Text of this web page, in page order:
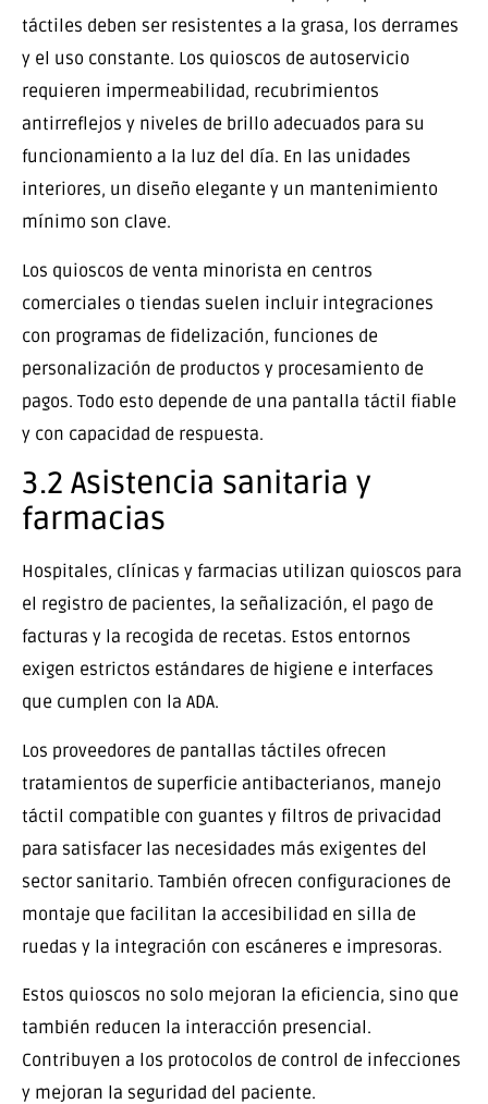
táctiles deben ser resistentes a la grasa, los derrames
y el uso constante. Los quioscos de autoservicio
requieren impermeabilidad, recubrimientos
antirreflejos y niveles de brillo adecuados para su
funcionamiento a la luz del día. En las unidades
interiores, un diseño elegante y un mantenimiento
mínimo son clave.
Los quioscos de venta minorista en centros
comerciales o tiendas suelen incluir integraciones
con programas de fidelización, funciones de
personalización de productos y procesamiento de
pagos. Todo esto depende de una pantalla táctil fiable
y con capacidad de respuesta.
3.2 Asistencia sanitaria y
farmacias
Hospitales, clínicas y farmacias utilizan quioscos para
el registro de pacientes, la señalización, el pago de
facturas y la recogida de recetas. Estos entornos
exigen estrictos estándares de higiene e interfaces
que cumplen con la ADA.
Los proveedores de pantallas táctiles ofrecen
tratamientos de superficie antibacterianos, manejo
táctil compatible con guantes y filtros de privacidad
para satisfacer las necesidades más exigentes del
sector sanitario. También ofrecen configuraciones de
montaje que facilitan la accesibilidad en silla de
ruedas y la integración con escáneres e impresoras.
Estos quioscos no solo mejoran la eficiencia, sino que
también reducen la interacción presencial.
Contribuyen a los protocolos de control de infecciones
y mejoran la seguridad del paciente.